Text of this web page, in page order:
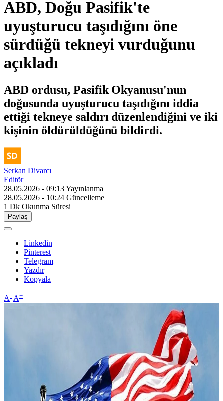
ABD, Doğu Pasifik'te
uyuşturucu taşıdığını öne
sürdüğü tekneyi vurduğunu
açıkladı
ABD ordusu, Pasifik Okyanusu'nun
doğusunda uyuşturucu taşıdığını iddia
ettiği tekneye saldırı düzenlendiğini ve iki
kişinin öldürüldüğünü bildirdi.
Serkan Divarcı
Editör
28.05.2026 - 09:13Yayınlanma
28.05.2026 - 10:24 Güncelleme
1 Dk Okunma Süresi
Paylaş
Linkedin
Pinterest
Telegram
Yazdır
Kopyala
A- A+